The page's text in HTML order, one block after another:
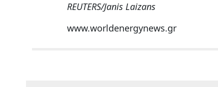
REUTERS/Janis Laizans
www.worldenergynews.gr